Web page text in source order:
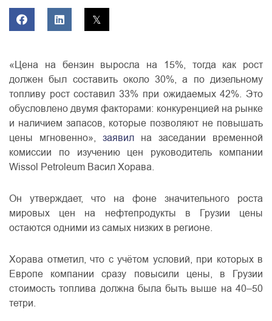
«Цена на бензин выросла на 15%, тогда как рост
должен был составить около 30%, а по дизельному
топливу рост составил 33% при ожидаемых 42%. Это
обусловлено двумя факторами: конкуренцией на рынке
и наличием запасов, которые позволяют не повышать
цены мгновенно», заявил на заседании временной
комиссии по изучению цен руководитель компании
Wissol Petroleum Васил Хорава.
Он утверждает, что на фоне значительного роста
мировых цен на нефтепродукты в Грузии цены
остаются одними из самых низких в регионе.
Хорава отметил, что с учётом условий, при которых в
Европе компании сразу повысили цены, в Грузии
стоимость топлива должна была быть выше на 40–50
тетри.